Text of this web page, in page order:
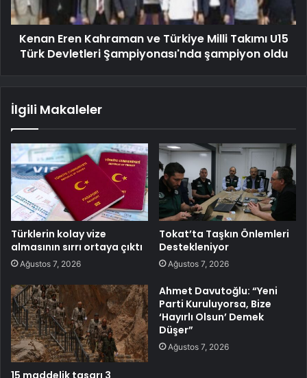
Kenan Eren Kahraman ve Türkiye Milli Takımı U15
Türk Devletleri Şampiyonası'nda şampiyon oldu
İlgili Makaleler
Türklerin kolay vize
almasının sırrı ortaya çıktı
Ağustos 7, 2026
Tokat’ta Taşkın Önlemleri
Destekleniyor
Ağustos 7, 2026
15 maddelik tasarı 3
Ahmet Davutoğlu: “Yeni
Parti Kuruluyorsa, Bize
‘Hayırlı Olsun’ Demek
Düşer”
Ağustos 7, 2026